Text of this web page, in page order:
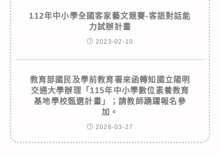
112年中小學全國客家藝文競賽-客語對話能
力試辦計畫
2023-02-10
教育部國民及學前教育署來函轉知國立陽明
交通大學辦理「115年中小學數位素養教育
基地學校甄選計畫」；請教師踴躍報名參
加。
2026-03-27